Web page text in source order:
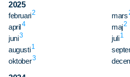
2025
februari2 mars
april4 maj2
juni3 juli1
augusti1
oktober3